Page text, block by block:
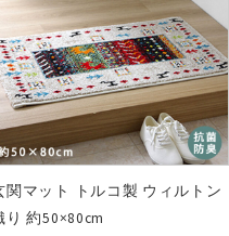
関マット トルコ製 ウィルトン
り 約50×80cm